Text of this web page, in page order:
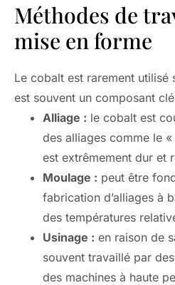
Méthodes de
mise en forme
Le cobalt est rarement utilisé
est souvent un composant
Alliage : le cobalt est
des alliages comme le
est extrêmement dur et
Moulage : peut être
fabrication d’alliages à
des températures
Usinage : en raison de
souvent travaillé par
des machines à haute